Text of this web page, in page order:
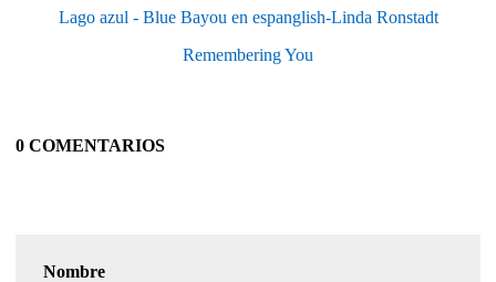
Lago azul - Blue Bayou en espanglish-Linda Ronstadt
Remembering You
0 COMENTARIOS
Nombre